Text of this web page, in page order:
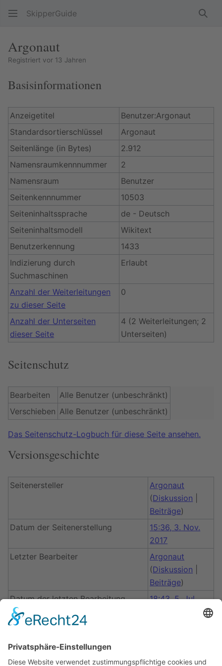
SkipperGuide
Argonaut
Registriert vor 13 Jahren
Basisinformationen
Anzeigetitel
Benutzer:Argonaut
Standardsortierschlüssel
Argonaut
Seitenlänge (in Bytes)
2.912
Namensraumkennnummer
2
Namensraum
Benutzer
Seitenkennnummer
10503
Seiteninhaltssprache
de - Deutsch
Seiteninhaltsmodell
Wikitext
Benutzerkennung
1433
Indizierung durch
Suchmaschinen
Erlaubt
Anzahl der Weiterleitungen
zu dieser Seite
0
Anzahl der Unterseiten
dieser Seite
4 (2 Weiterleitungen; 2
Unterseiten)
Seitenschutz
Bearbeiten
Alle Benutzer (unbeschränkt)
Verschieben Alle Benutzer (unbeschränkt)
Das Seitenschutz-Logbuch für diese Seite ansehen.
Versionsgeschichte
Seitenersteller
Argonaut
(Diskussion
Beiträge)
Datum der Seitenerstellung
15:36, 3. Nov.
2017
Letzter Bearbeiter
Argonaut
(Diskussion
Beiträge)
Datum der letzten Bearbeitung
18:43, 5. Jul.
Gesamtzahl der Bearbeitungen
Gesamtzahl unterschiedlicher
Autoren